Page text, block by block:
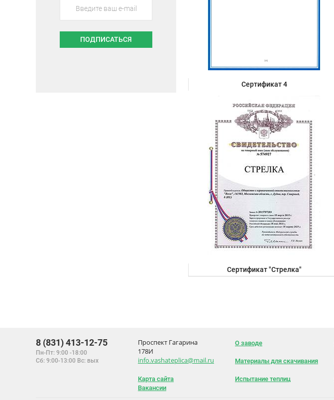
ПОДПИСАТЬСЯ
Сертификат 4
Сертификат "Стрелка"
8 (831) 413-12-75
Пн-Пт: 9:00 -18:00
Сб: 9:00-13:00 Вс: вых
Проспект Гагарина
178И
info.vashateplica@mail.ru
Карта сайта
Вакансии
О заводе
Материалы для скачивания
Испытание теплиц